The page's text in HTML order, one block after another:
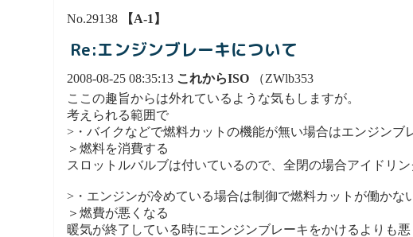
No.29138 【A-1】
Re:エンジンブレーキについて
2008-08-25 08:35:13 これからISO （ZWlb353
ここの趣旨からは外れているような気もしますが。
考えられる範囲で
>・バイクなどで燃料カットの機能が無い場合はエンジンブ
＞燃料を消費する
スロットルバルブは付いているので、全閉の場合アイドリ
>・エンジンが冷めている場合は制御で燃料カットが働かな
＞燃費が悪くなる
暖気が終了している時にエンジンブレーキをかけるよりも